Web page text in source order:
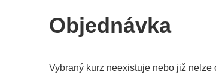
Objednávka
Vybraný kurz neexistuje nebo již